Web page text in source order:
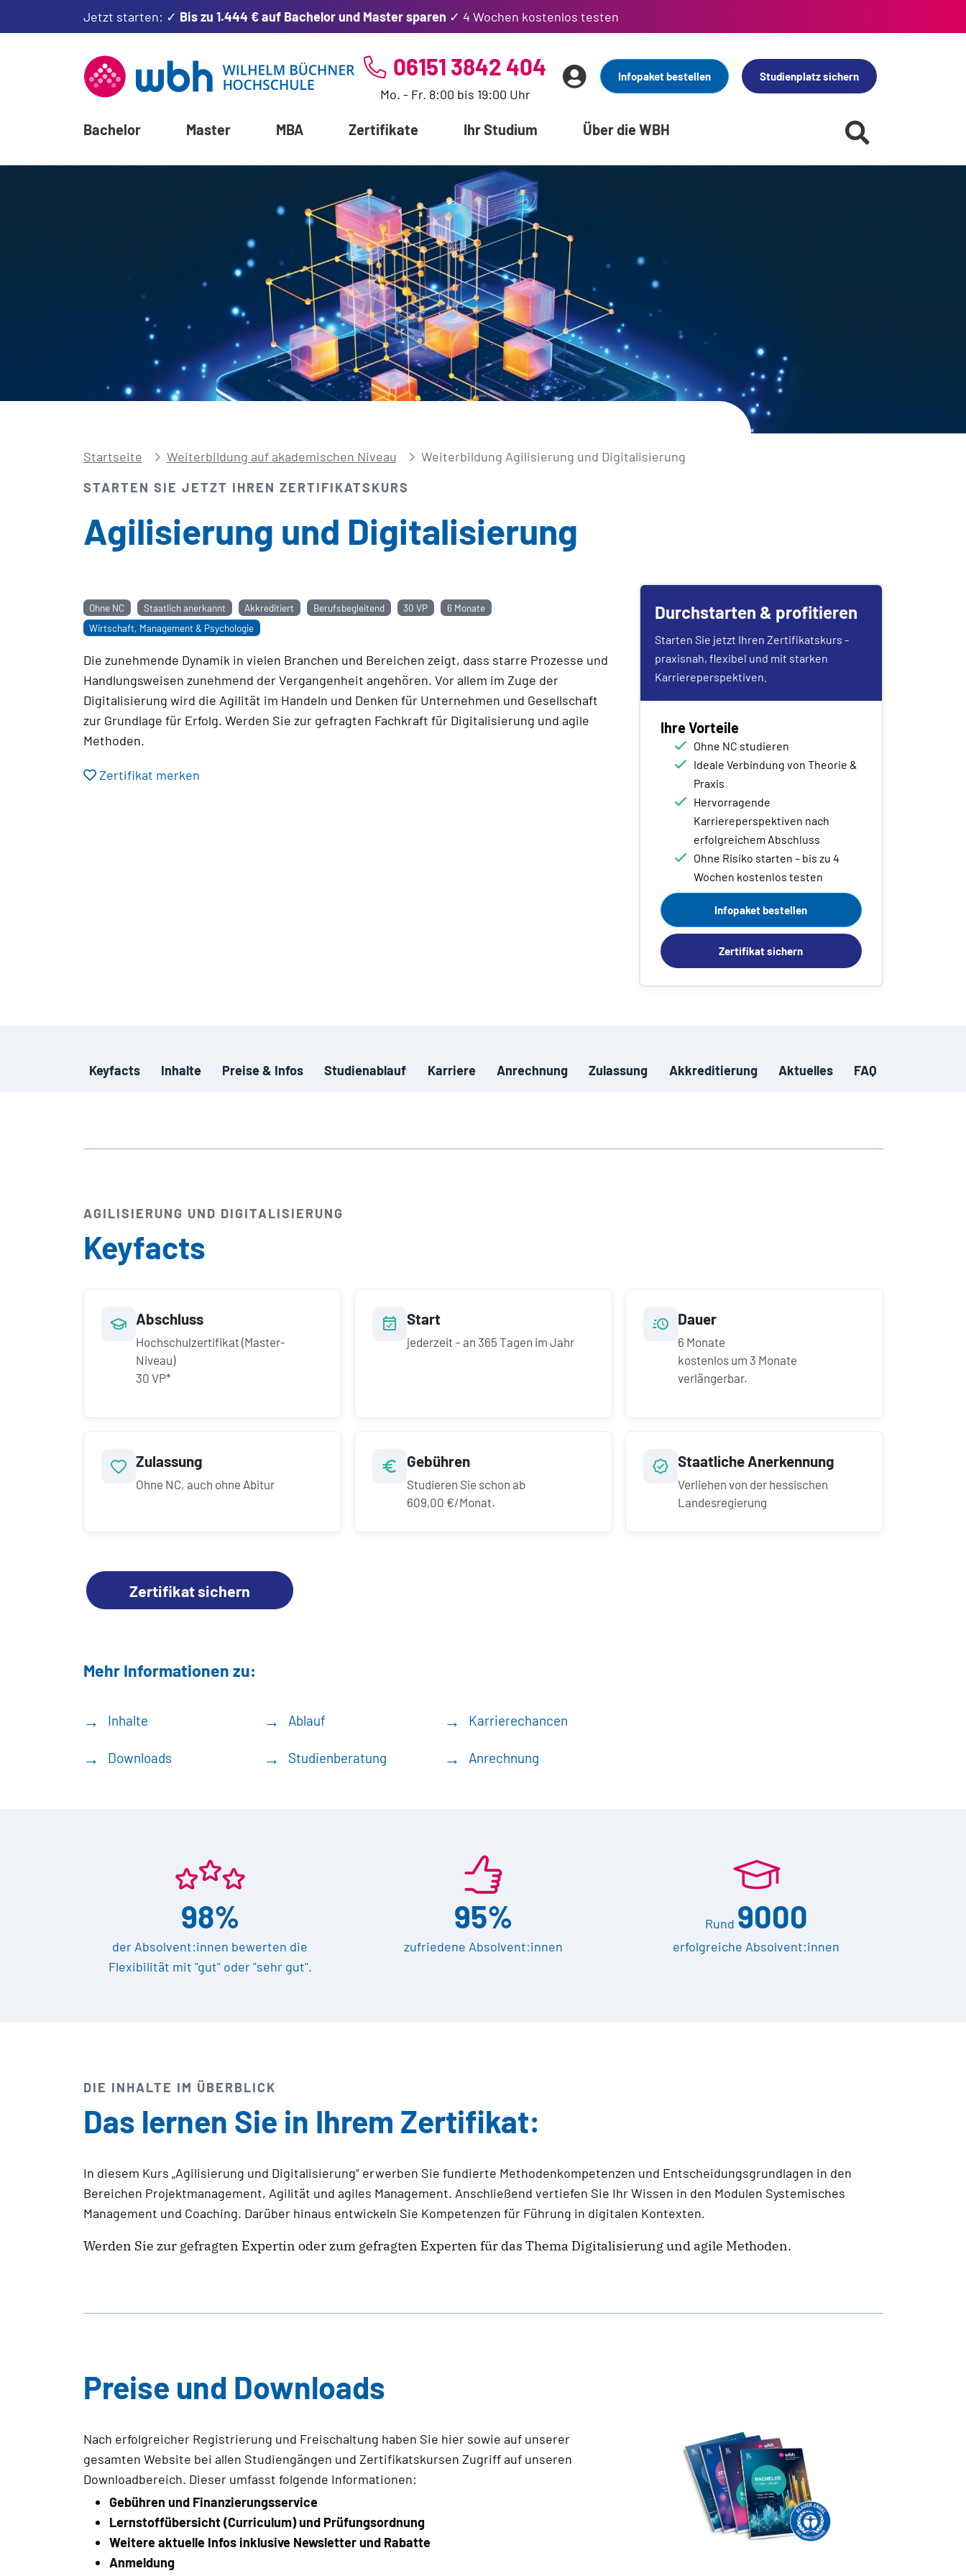
Jetzt starten: ✓ Bis zu 1.444 € auf Bachelor und Master sparen ✓ 4 Wochen kostenlos testen
06151 3842 404
Mo. - Fr. 8:00 bis 19:00 Uhr
Infopaket bestellen Studienplatz sichern
Bachelor Master MBA Zertifikate Ihr Studium Über die WBH
Startseite Weiterbildung auf akademischen Niveau
Weiterbildung Agilisierung und Digitalisierung
STARTEN SIE JETZT IHREN ZERTIFIKATSKURS
Agilisierung und Digitalisierung
Ohne NC Staatlich anerkannt Akkreditiert Berufsbegleitend 30 VP
6 Monate
Wirtschaft, Management & Psychologie
Die zunehmende Dynamik in vielen Branchen und Bereichen zeigt, dass starre Prozesse und
Handlungsweisen zunehmend der Vergangenheit angehören. Vor allem im Zuge der
Digitalisierung wird die Agilität im Handeln und Denken für Unternehmen und Gesellschaft
zur Grundlage für Erfolg. Werden Sie zur gefragten Fachkraft für Digitalisierung und agile
Methoden.
Zertifikat merken
Durchstarten & profitieren
Starten Sie jetzt Ihren Zertifikatskurs -
praxisnah, flexibel und mit starken
Karriereperspektiven.
Ihre Vorteile
Ohne NC studieren
Ideale Verbindung von Theorie &
Praxis
Hervorragende
Karriereperspektiven nach
erfolgreichem Abschluss
Ohne Risiko starten – bis zu 4
Wochen kostenlos testen
Infopaket bestellen
Zertifikat sichern
Keyfacts Inhalte Preise & Infos Studienablauf Karriere Anrechnung Zulassung Akkreditierung Aktuelles FAQ
AGILISIERUNG UND DIGITALISIERUNG
Keyfacts
Abschluss
Hochschulzertifikat (Master-
Niveau)
30 VP*
Start
jederzeit – an 365 Tagen im Jahr
Dauer
6 Monate
kostenlos um 3 Monate
verlängerbar.
Zulassung
Ohne NC, auch ohne Abitur
Gebühren
Studieren Sie schon ab
609,00 €/Monat.
Staatliche Anerkennung
Verliehen von der hessischen
Landesregierung
Zertifikat sichern
Mehr Informationen zu:
Inhalte Ablauf Karrierechancen
Downloads Studienberatung Anrechnung
98%
der Absolvent:innen bewerten die
Flexibilität mit "gut" oder "sehr gut".
95%
zufriedene Absolvent:innen
Rund 9000
erfolgreiche Absolvent:innen
DIE INHALTE IM ÜBERBLICK
Das lernen Sie in Ihrem Zertifikat:
In diesem Kurs „Agilisierung und Digitalisierung“ erwerben Sie fundierte Methodenkompetenzen und Entscheidungsgrundlagen in den
Bereichen Projektmanagement, Agilität und agiles Management. Anschließend vertiefen Sie Ihr Wissen in den Modulen Systemisches
Management und Coaching. Darüber hinaus entwickeln Sie Kompetenzen für Führung in digitalen Kontexten.
Werden Sie zur gefragten Expertin oder zum gefragten Experten für das Thema Digitalisierung und agile Methoden.
Preise und Downloads
Nach erfolgreicher Registrierung und Freischaltung haben Sie hier sowie auf unserer
gesamten Website bei allen Studiengängen und Zertifikatskursen Zugriff auf unseren
Downloadbereich. Dieser umfasst folgende Informationen:
Gebühren und Finanzierungsservice
Lernstoffübersicht (Curriculum) und Prüfungsordnung
Weitere aktuelle Infos inklusive Newsletter und Rabatte
Anmeldung